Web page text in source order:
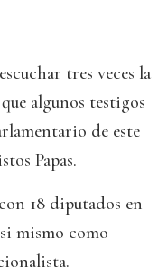
tres veces la
algunos testigos
de este
Papas.
18 diputados en
mismo como